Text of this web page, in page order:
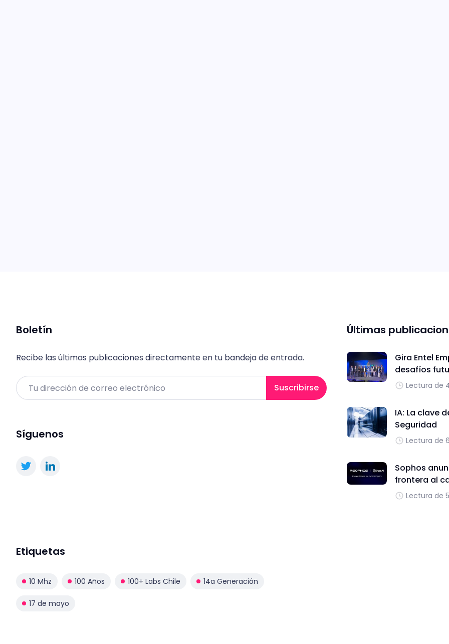
Boletín
Recibe las últimas publicaciones directamente en tu bandeja de entrada.
Email Suscribirse
Síguenos
Últimas
Gira Entel
desafíos
Lectura de
IA: La clave
Seguridad
Lectura de
Sophos
frontera al
Lectura de
Etiquetas
10 Mhz 100 Años 100+ Labs Chile 14a Generación
17 de mayo